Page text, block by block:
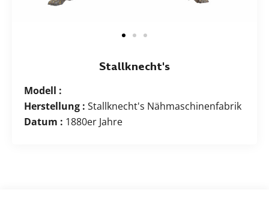
Stallknecht's
Modell :
Herstellung : Stallknecht's Nähmaschinenfabrik
Datum : 1880er Jahre